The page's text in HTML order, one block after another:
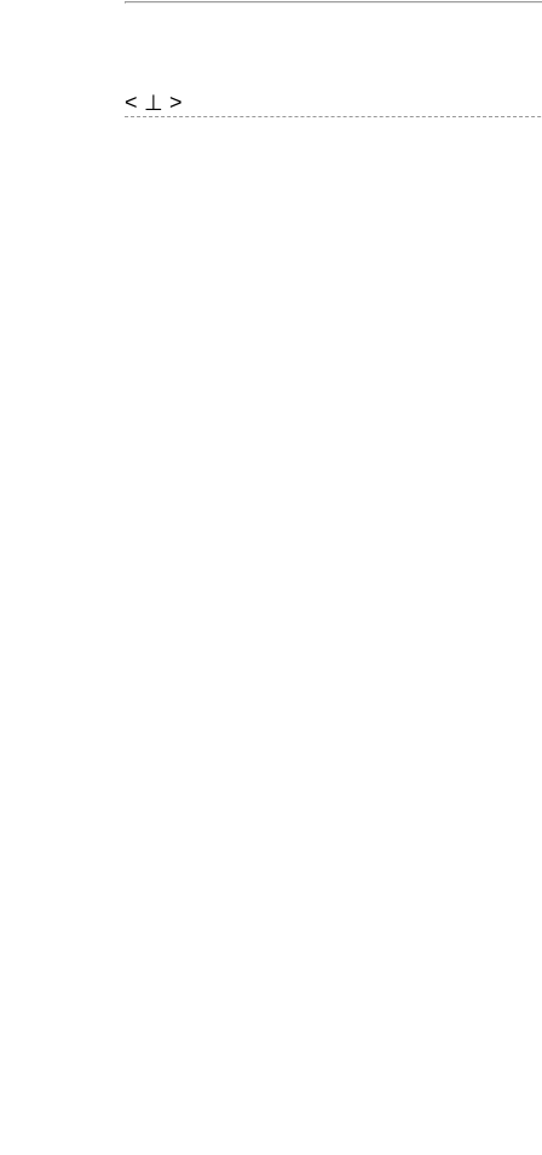
< ⊥ >